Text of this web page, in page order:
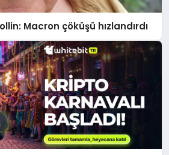
Macron çöküşü hızlandırdı